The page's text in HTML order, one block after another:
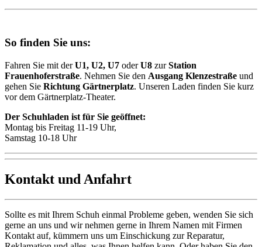
So finden Sie uns:
Fahren Sie mit derU1, U2, U7 oderU8 zurStation
Frauenhoferstraße. Nehmen Sie den Ausgang Klenzestraße und
gehen Sie Richtung Gärtnerplatz. Unseren Laden finden Sie kurz
vor dem Gärtnerplatz-Theater.
Der Schuhladen ist für Sie geöffnet:
Montag bis Freitag 11-19 Uhr,
Samstag 10-18 Uhr
Kontakt und Anfahrt
Sollte es mit Ihrem Schuh einmal Probleme geben, wenden Sie sich
gerne an uns und wir nehmen gerne in Ihrem Namen mit Firmen
Kontakt auf, kümmern uns um Einschickung zur Reparatur,